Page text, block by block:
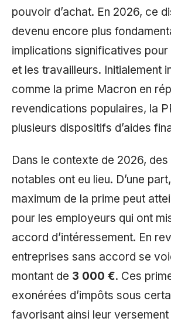
pouvoir d’achat. En 2026, ce
devenu encore plus
implications significatives
et les travailleurs. Initialement
comme la prime Macron en
revendications populaires, la
plusieurs dispositifs d’aides
Dans le contexte de 2026,
notables ont eu lieu. D’une
maximum de la prime peut
pour les employeurs qui ont
accord d’intéressement. En
entreprises sans accord se
montant de 3 000 €. Ces
exonérées d’impôts sous
favorisant ainsi leur